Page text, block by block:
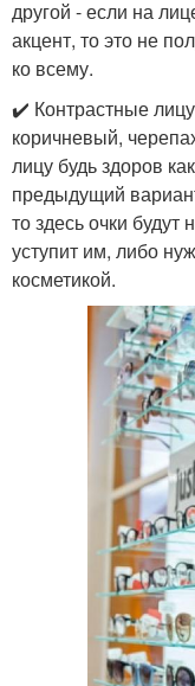
другой - если на
акцент, то это не
ко всему.
✔️ Контрастные
коричневый,
лицу будь здоров
предыдущий
то здесь очки
уступит им, либо
косметикой.